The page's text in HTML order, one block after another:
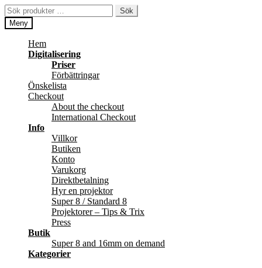
Hoppa
till
navigering
Hoppa
till
innehåll
Sök
efter:
Sök
Meny
Hem
Digitalisering
Priser
Förbättringar
Önskelista
Checkout
About the checkout
International Checkout
Info
Villkor
Butiken
Konto
Varukorg
Direktbetalning
Hyr en projektor
Super 8 / Standard 8
Projektorer – Tips & Trix
Press
Butik
Super 8 and 16mm on demand
Kategorier